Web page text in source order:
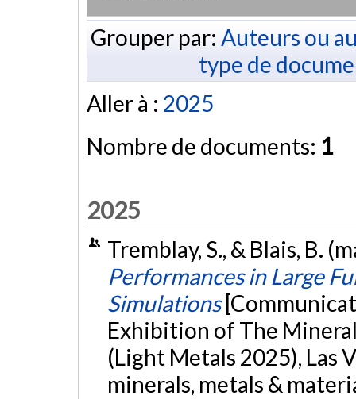
Grouper par: Auteurs ou
type de
Aller à : 2025
Nombre de documents: 1
2025
Tremblay, S., & Blais, B.
Performances in Large
Simulations
Exhibition of The
(Light Metals 2025), Las
minerals, metals &